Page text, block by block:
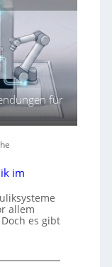
für
im
allem
es gibt